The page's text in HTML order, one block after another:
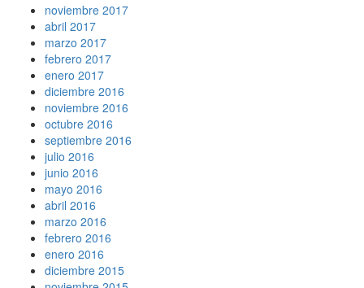
noviembre 2017
abril 2017
marzo 2017
febrero 2017
enero 2017
diciembre 2016
noviembre 2016
octubre 2016
septiembre 2016
julio 2016
junio 2016
mayo 2016
abril 2016
marzo 2016
febrero 2016
enero 2016
diciembre 2015